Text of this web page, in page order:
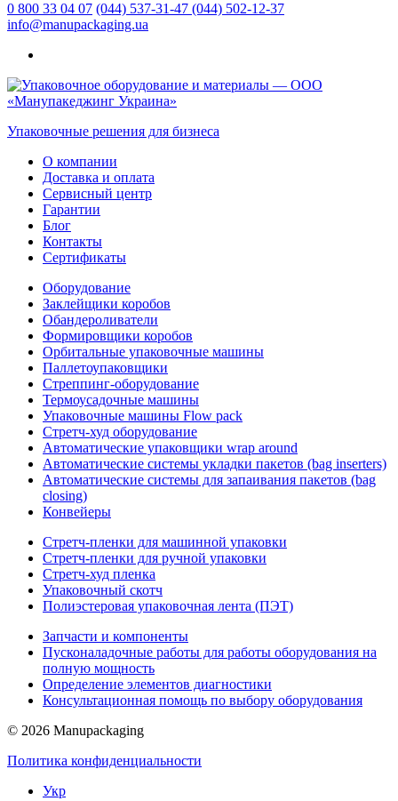
0 800 33 04 07 (044) 537-31-47 (044) 502-12-37
info@manupackaging.ua
Упаковочные решения для бизнеса
О компании
Доставка и оплата
Сервисный центр
Гарантии
Блог
Контакты
Сертификаты
Оборудование
Заклейщики коробов
Обандероливатели
Формировщики коробов
Орбитальные упаковочные машины
Паллетоупаковщики
Стреппинг-оборудование
Термоусадочные машины
Упаковочные машины Flow pack
Стретч-худ оборудование
Автоматические упаковщики wrap around
Автоматические системы укладки пакетов (bag inserters)
Автоматические системы для запаивания пакетов (bag
closing)
Конвейеры
Стретч-пленки для машинной упаковки
Стретч-пленки для ручной упаковки
Стретч-худ пленка
Упаковочный скотч
Полиэстеровая упаковочная лента (ПЭТ)
Запчасти и компоненты
Пусконаладочные работы для работы оборудования на
полную мощность
Определение элементов диагностики
Консультационная помощь по выбору оборудования
© 2026 Manupackaging
Политика конфиденциальности
Укр